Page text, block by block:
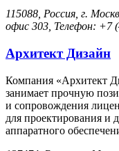
115088, Россия, г.
офис 303, Телефон: +7
Архитект Дизайн
Компания «Архитект
занимает прочную
и сопровождения
для проектирования и
аппаратного